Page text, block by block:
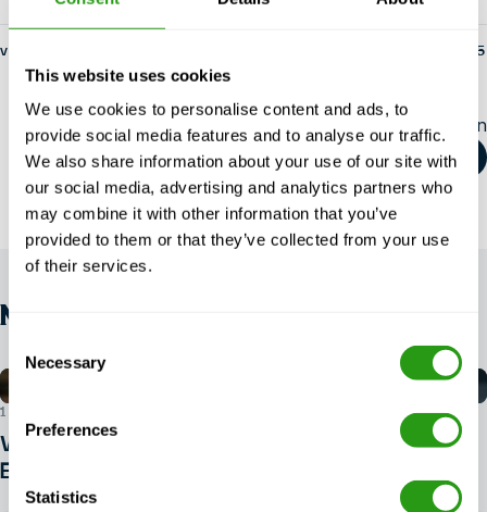
This website uses cookies
We use cookies to personalise content and ads, to
provide social media features and to analyse our traffic.
We also share information about your use of our site with
our social media, advertising and analytics partners who
may combine it with other information that you’ve
provided to them or that they’ve collected from your use
of their services.
Selection
Necessary
Preferences
Statistics
von fs-admin 14. Mai 2025
Diesen Artikel teilen
NEWS
1. AUGUST 2026
Welchen Ausweis benötigen Sie für
BOSIET?